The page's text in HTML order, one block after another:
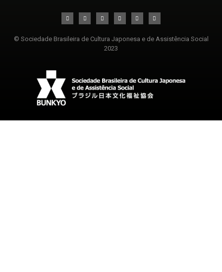
© Sociedade Brasileira de Cultura Japonesa e de Assistência Social
2023